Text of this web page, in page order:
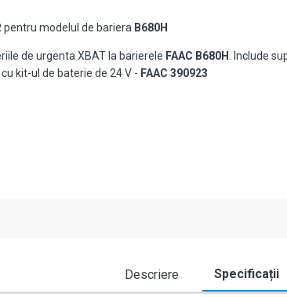
pentru modelul de bariera B680H
de urgenta XBAT la barierele FAAC B680H
. Include
kit-ul de baterie de 24 V - FAAC 390923
Descriere Specificații